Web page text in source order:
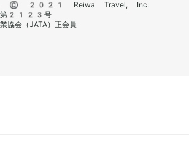
ベル © 2021 Reiwa Travel, Inc.
業第2123号
協会（JATA）正会員